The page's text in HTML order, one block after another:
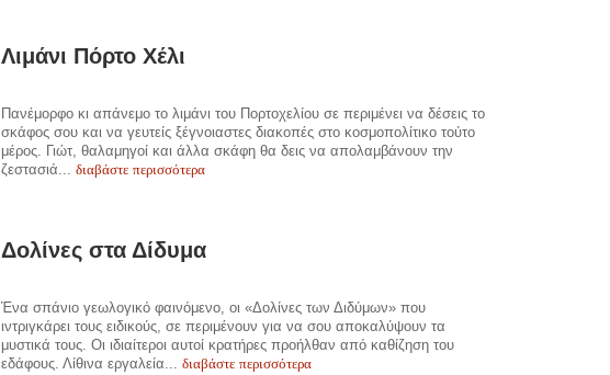
Λιμάνι Πόρτο Χέλι
Πανέμορφο κι απάνεμο το λιμάνι του Πορτοχελίου σε περιμένει να δέσεις το
σκάφος σου και να γευτείς ξέγνοιαστες διακοπές στο κοσμοπολίτικο τούτο
μέρος. Γιώτ, θαλαμηγοί και άλλα σκάφη θα δεις να απολαμβάνουν την
ζεστασιά...διαβάστε περισσότερα
Δολίνες στα Δίδυμα
Ένα σπάνιο γεωλογικό φαινόμενο, οι «Δολίνες των Διδύμων» που
ιντριγκάρει τους ειδικούς, σε περιμένουν για να σου αποκαλύψουν τα
μυστικά τους. Οι ιδιαίτεροι αυτοί κρατήρες προήλθαν από καθίζηση του
εδάφους. Λίθινα εργαλεία...διαβάστε περισσότερα